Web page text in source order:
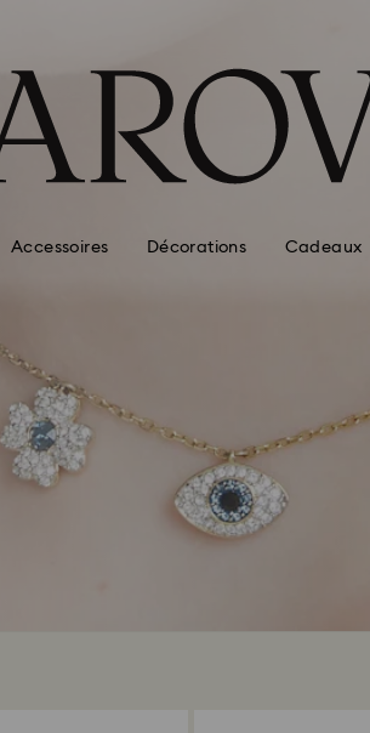
Accessoires Décorations Cadeaux